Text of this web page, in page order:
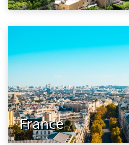
France